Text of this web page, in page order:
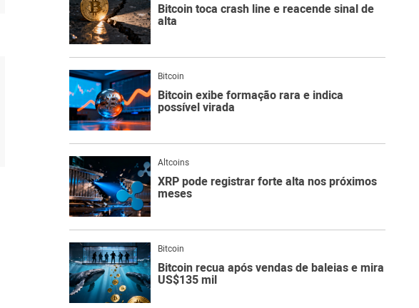
Bitcoin toca crash line e reacende sinal de
alta
Bitcoin
Bitcoin exibe formação rara e indica
possível virada
Altcoins
XRP pode registrar forte alta nos próximos
meses
Bitcoin
Bitcoin recua após vendas de baleias e mira
US$135 mil